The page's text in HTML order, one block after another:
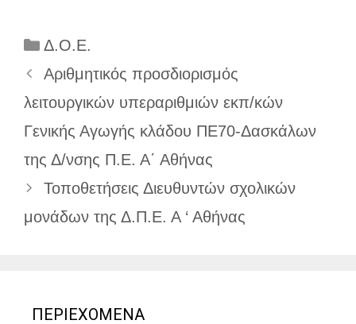
Κατηγορίες
Δ.Ο.Ε.
Αριθμητικός προσδιορισμός
λειτουργικών υπεραριθμιών εκπ/κών
Γενικής Αγωγής κλάδου ΠΕ70-Δασκάλων
της Δ/νσης Π.Ε. Α΄ Αθήνας
Τοποθετήσεις Διευθυντών σχολικών
μονάδων της Δ.Π.Ε. Α ‘ Αθήνας
ΠΕΡΙΕΧΟΜΕΝΑ